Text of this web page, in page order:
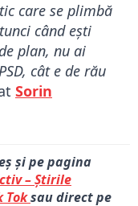
care se plimbă
când ești
plan, nu ai
cât e de rău
Sorin
și pe pagina
– Știrile
Toksau direct pe